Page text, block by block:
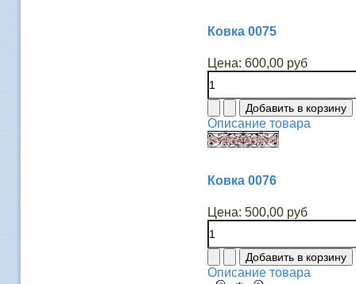
Ковка 0075
Цена: 600,00 руб
Описание товара
Ковка 0076
Цена: 500,00 руб
Описание товара